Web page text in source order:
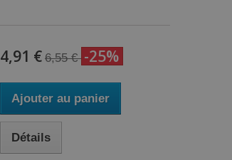
4,91 € 6,55 € -25%
Ajouter au panier
Détails